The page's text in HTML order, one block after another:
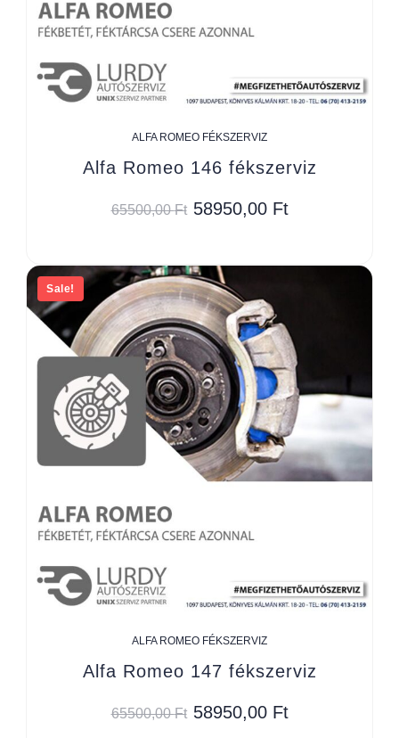
ALFA ROMEO FÉKSZERVIZ
Alfa Romeo 146 fékszerviz
65500,00Ft 58950,00 Ft
Sale!
ALFA ROMEO FÉKSZERVIZ
Alfa Romeo 147 fékszerviz
65500,00Ft 58950,00 Ft